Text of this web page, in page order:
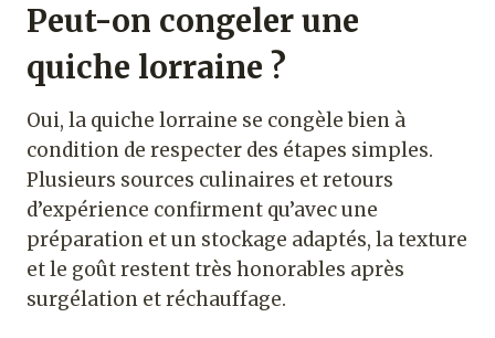
Peut-on congeler une
quiche lorraine ?
Oui, la quiche lorraine se congèle bien à
condition de respecter des étapes simples.
Plusieurs sources culinaires et retours
d’expérience confirment qu’avec une
préparation et un stockage adaptés, la texture
et le goût restent très honorables après
surgélation et réchauffage.